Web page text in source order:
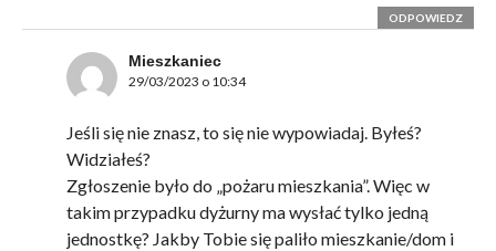
ODPOWIEDZ
Mieszkaniec
29/03/2023 o 10:34
Jeśli się nie znasz, to się nie wypowiadaj. Byłeś?
Widziałeś?
Zgłoszenie było do „pożaru mieszkania”. Więc w
takim przypadku dyżurny ma wysłać tylko jedną
jednostkę? Jakby Tobie się paliło mieszkanie/dom i